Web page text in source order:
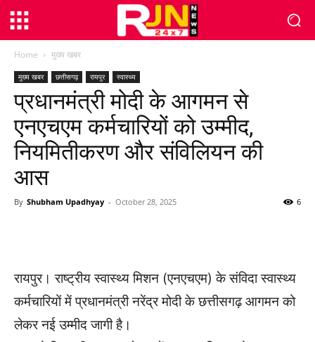
Home मुख्य खबर
मुख्य खबर छत्तीसगढ़ रायपुर स्वास्थ्य
प्रधानमंत्री मोदी के आगमन से
एनएचएम कर्मचारियों को उम्मीद,
नियमितीकरण और संविलियन की
आस
By Shubham Upadhyay - October 28, 2025 6
रायपुर। राष्ट्रीय स्वास्थ्य मिशन (एनएचएम) के संविदा स्वास्थ्य
कर्मचारियों में प्रधानमंत्री नरेंद्र मोदी के छत्तीसगढ़ आगमन को
लेकर नई उम्मीद जागी है।